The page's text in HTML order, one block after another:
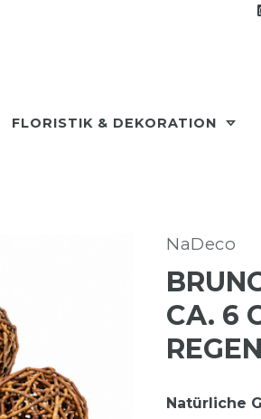
FLORISTIK & DEKORATION
NaDeco
CA. 6
Natürliche